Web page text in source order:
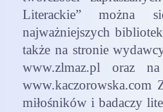
Literackie” można
najważniejszych
także na stronie
www.zlmaz.pl oraz
www.kaczorowska.com
miłośników i badaczy